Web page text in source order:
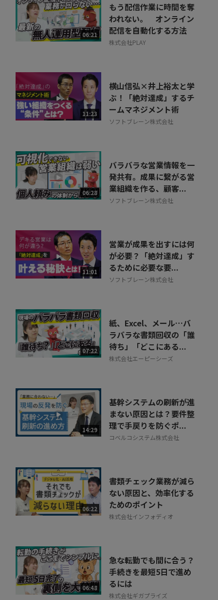
06:21
もう配信作業に時間を奪
われない。 オンライン
配信を自動化する方法
株式会社PLAY
11:23
横山信弘×井上裕太と学
ぶ！「絶対達成」するチ
ームマネジメント術
ソフトブレーン株式会社
06:28
バラバラな営業情報を一
発共有。成果に繋がる営
業組織を作る、顧客...
ソフトブレーン株式会社
11:01
営業が成果を出すには何
が必要？「絶対達成」す
るために必要な要...
ソフトブレーン株式会社
07:22
紙、Excel、メール…バ
ラバラな書類回収の「誰
待ち」「どこにある...
株式会社エーピーシーズ
14:29
基幹システムの刷新が進
まない原因とは？要件整
理で手戻りを防ぐポ...
コベルコシステム株式会社
06:22
書類チェック業務が減ら
ない原因と、効率化する
ためのポイント
株式会社インフォディオ
06:48
急な転勤でも間に合う？
手続きを最短5日で進め
るには
株式会社ギガプライズ